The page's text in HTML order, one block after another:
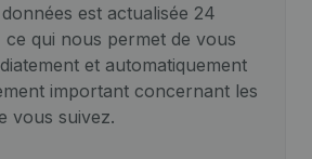
est actualisée 24
qui nous permet de vous
et automatiquement
important concernant les
vous suivez.